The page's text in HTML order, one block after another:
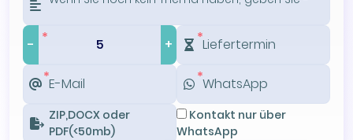
- +
ZIP,DOCX oder
PDF(<50mb)
Kontakt nur über
WhatsApp